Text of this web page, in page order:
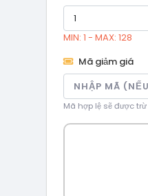
MIN: 1 - MAX: 128
Mã giảm giá
Mã hợp lệ sẽ được